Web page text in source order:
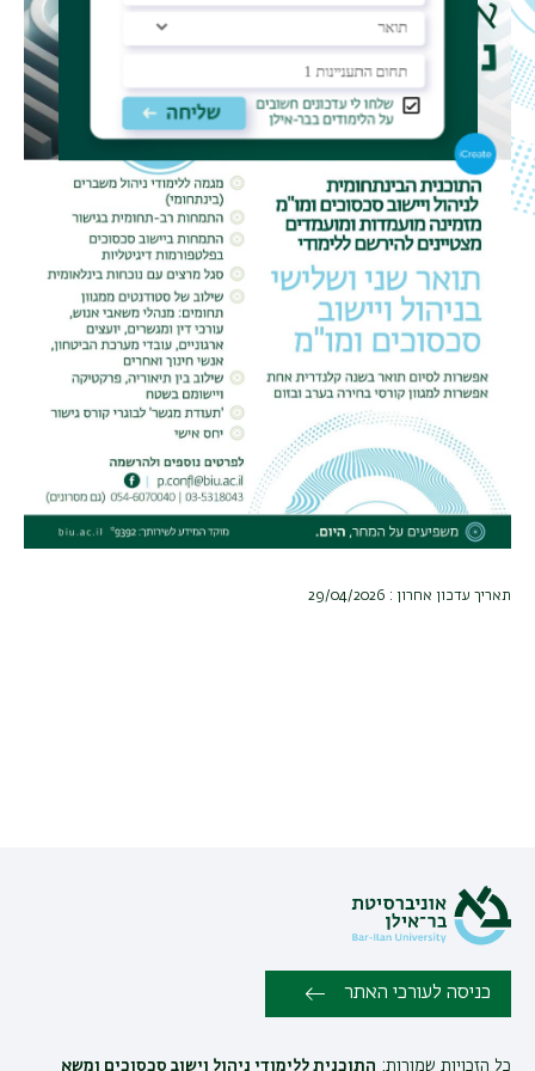
תאריך עדכון אחרון : 29/04/2026
כניסה לעורכי האתר
כל הזכויות שמורות: התוכנית ללימודי ניהול וישוב סכסוכים ומשא